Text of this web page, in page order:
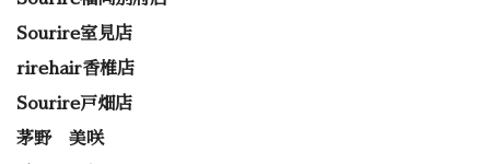
Sourire室見店
rirehair香椎店
Sourire戸畑店
茅野 美咲